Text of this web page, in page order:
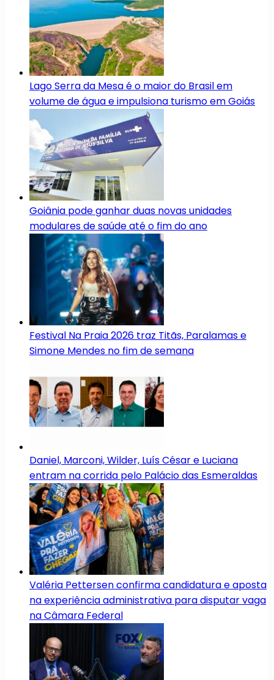
Lago Serra da Mesa é o maior do Brasil em
volume de água e impulsiona turismo em Goiás
Goiânia pode ganhar duas novas unidades
modulares de saúde até o fim do ano
Festival Na Praia 2026 traz Titãs, Paralamas e
Simone Mendes no fim de semana
Daniel, Marconi, Wilder, Luís César e Luciana
entram na corrida pelo Palácio das Esmeraldas
Valéria Pettersen confirma candidatura e aposta
na experiência administrativa para disputar vaga
na Câmara Federal